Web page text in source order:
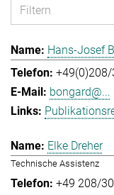
Hans-Josef
bongard@...
Elke Dreher
Technische Assistenz
+49 208/